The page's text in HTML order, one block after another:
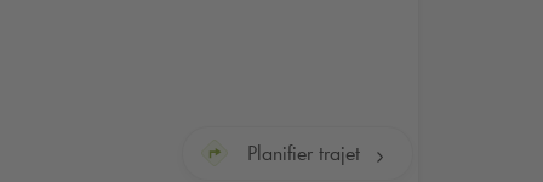
Planifier trajet